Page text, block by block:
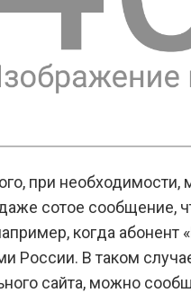
при необходимости,
сотое сообщение,
когда абонент
России. В таком
сайта, можно